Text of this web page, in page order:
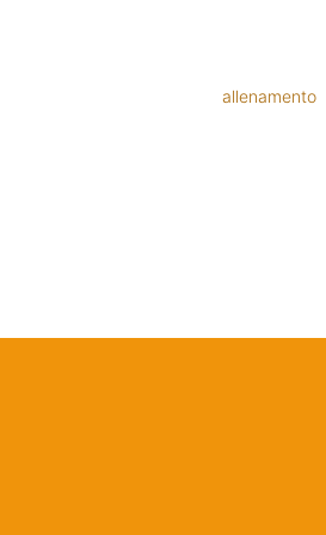
allenamento